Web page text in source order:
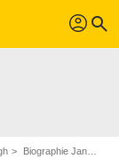
profil search
Biographie Janet Leigh